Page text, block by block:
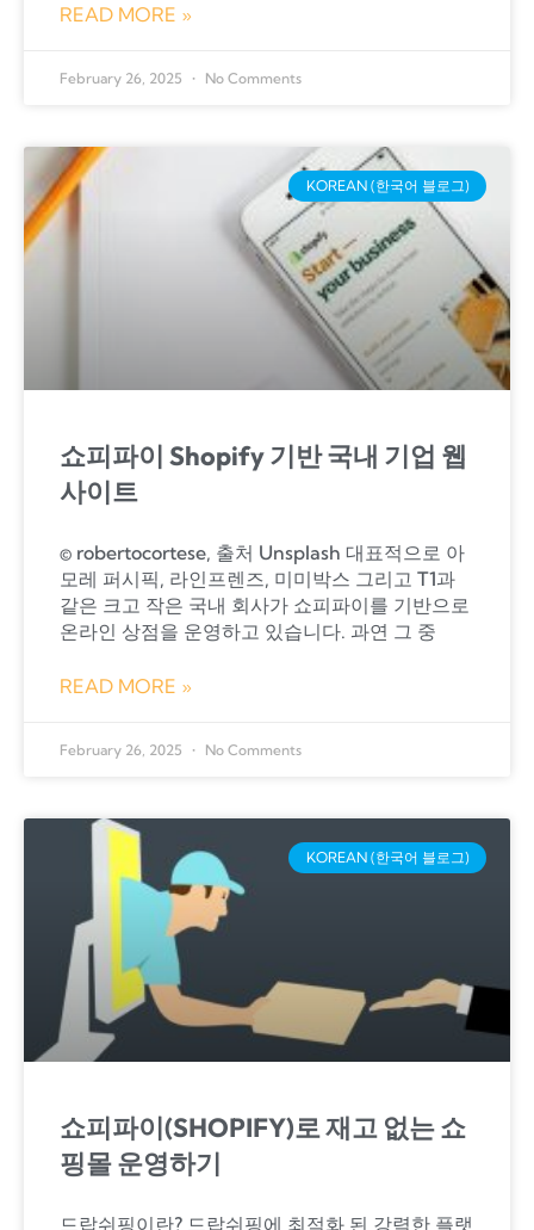
READ MORE »
February 26, 2025 No Comments
KOREAN (한국어 블로그)
쇼피파이 Shopify 기반 국내 기업 웹
사이트
© robertocortese, 출처 Unsplash 대표적으로 아
모레 퍼시픽, 라인프렌즈, 미미박스 그리고 T1과
같은 크고 작은 국내 회사가 쇼피파이를 기반으로
온라인 상점을 운영하고 있습니다. ​과연 그 중
READ MORE »
February 26, 2025 No Comments
KOREAN (한국어 블로그)
쇼피파이(SHOPIFY)로 재고 없는 쇼
핑몰 운영하기
드랍쉬핑이란? 드랍쉬핑에 최적화 된 강력한 플랫